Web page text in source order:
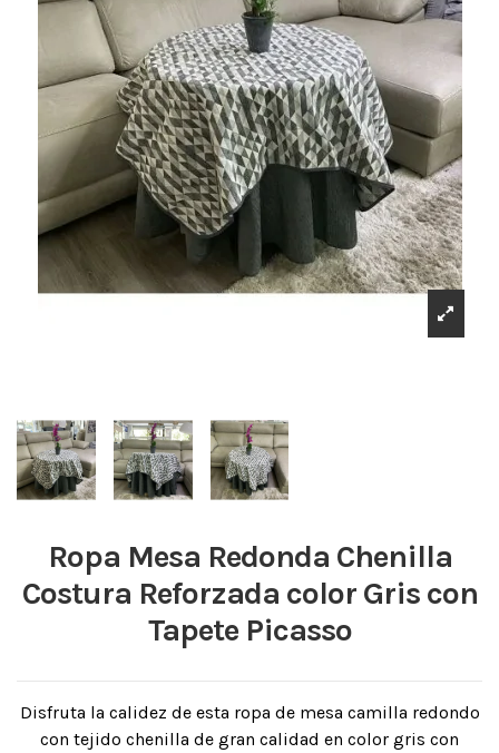
Ropa Mesa Redonda Chenilla
Costura Reforzada color Gris con
Tapete Picasso
Disfruta la calidez de esta ropa de mesa camilla redondo
con tejido chenilla de gran calidad en color gris con